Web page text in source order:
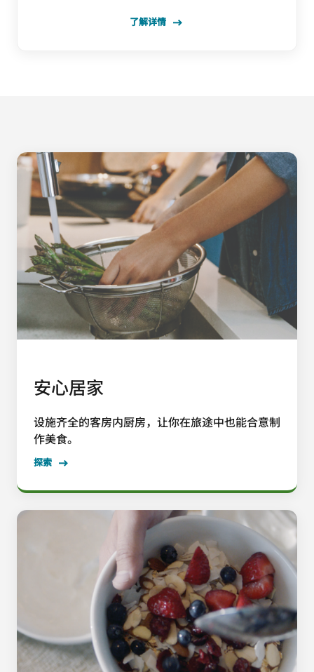
了解详情
安心居家
设施齐全的客房内厨房，让你在旅途中也能合意制
作美食。
探索